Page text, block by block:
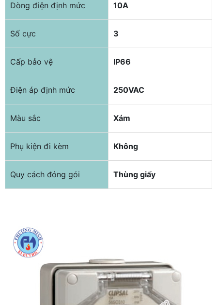
Dòng điện định mức 10A
Số cực 3
Cấp bảo vệ IP66
Điện áp định mức 250VAC
Màu sắc Xám
Phụ kiện đi kèm Không
Quy cách đóng gói Thùng giấy